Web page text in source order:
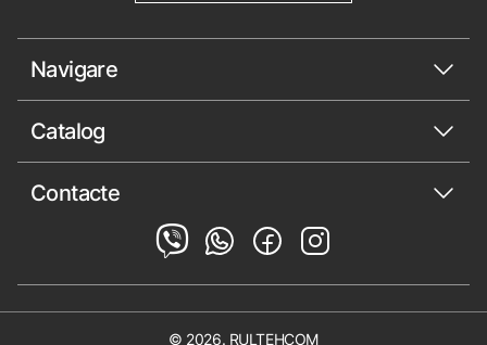
Navigare
Catalog
Contacte
© 2026. RULTEHCOM